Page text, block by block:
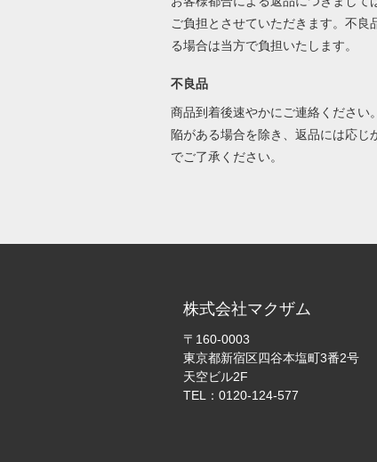
ご負担とさせていただきます。不良
る場合は当方で負担いたします。
不良品
商品到着後速やかにご連絡ください
陥がある場合を除き、返品には応じ
でご了承ください。
株式会社マクザム
〒160-0003
東京都新宿区四谷本塩町3番2号
天空ビル2F
TEL：0120-124-577